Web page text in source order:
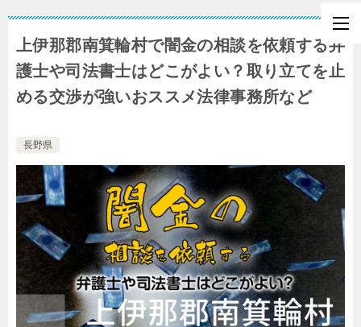
上伊那郡南箕輪村で闇金の相談を依頼する弁
護士や司法書士はどこがよい？取り立てを止
める交渉が強いおススメ法律事務所など
長野県